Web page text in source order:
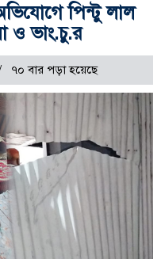
পিন্টু লাল
ও ভাং.চু.র
৭০ বার পড়া হয়েছে